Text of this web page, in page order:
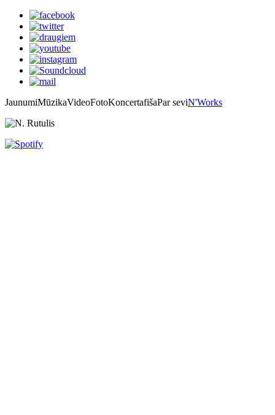
JaunumiMūzikaVideoFotoKoncertafišaPar seviN'Works